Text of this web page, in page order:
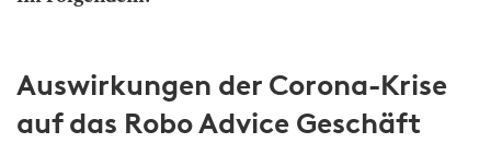
Auswirkungen der Corona-Krise
auf das Robo Advice Geschäft